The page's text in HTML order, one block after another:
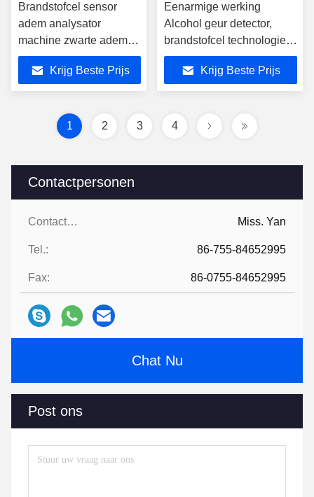
Contactpersonen
Contactpersonen: Miss. Yan
Tel.: 86-755-84652995
Fax: 86-0755-84652995
Chat Nu
Post ons
Brandstofcel sensor
adem analysator
machine zwarte adem
test machine voor
alcoholKrijg Beste Prijs
Eenarmige werking
Alcohol geur detector,
brandstofcel technologie
Breathalyzer
Krijg Beste Prijs
1 2 3 4